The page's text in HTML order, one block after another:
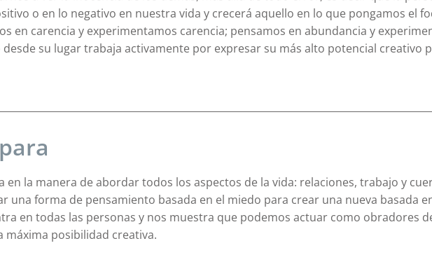
o en lo negativo en nuestra vida y crecerá aquello en lo que pongamos el
en carencia y experimentamos carencia; pensamos en abundancia y
su lugar trabaja activamente por expresar su más alto potencial creativo
en la manera de abordar todos los aspectos de la vida: relaciones, trabajo y
una forma de pensamiento basada en el miedo para crear una nueva basada
en todas las personas y nos muestra que podemos actuar como obradores
posibilidad creativa.